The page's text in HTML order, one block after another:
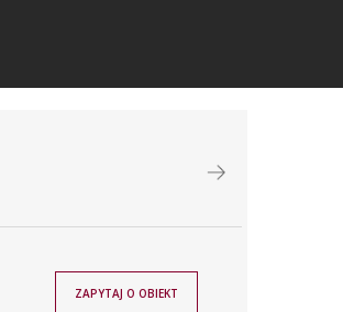
ZAPYTAJ O OBIEKT